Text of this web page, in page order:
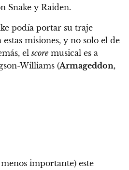
Snake y Raiden.
podía portar su traje
estas misiones, y no solo el de
elscore musical es a
Williams (Armageddon,
importante) este